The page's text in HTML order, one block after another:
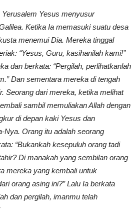
Yesus menyusur
Ketika Ia memasuki suatu desa
menemui Dia. Mereka tinggal
“Yesus, Guru, kasihanilah kami!”
dan berkata: “Pergilah, perlihatkanlah
Dan sementara mereka di tengah
Seorang dari mereka, ketika melihat
sambil memuliakan Allah dengan
di depan kaki Yesus dan
Nya. Orang itu adalah seorang
“Bukankah kesepuluh orang tadi
Di manakah yang sembilan orang
mereka yang kembali untuk
orang asing ini?” Lalu Ia berkata
dan pergilah, imanmu telah